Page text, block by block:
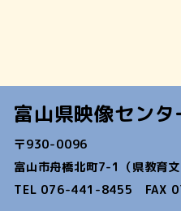
富山県映像センタ
〒930-0096
富山市舟橋北町7-1（県教育文
TEL 076-441-8455 FAX